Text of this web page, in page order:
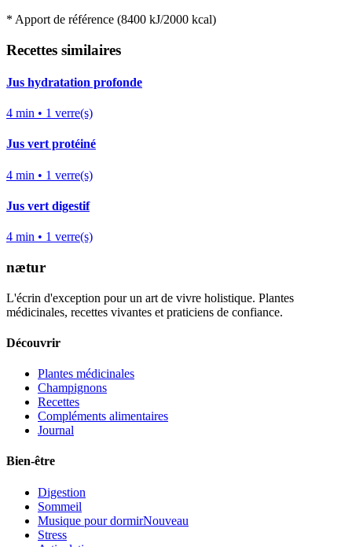
* Apport de référence (8400 kJ/2000 kcal)
Recettes similaires
Jus hydratation profonde
4 min • 1 verre(s)
Jus vert protéiné
4 min • 1 verre(s)
Jus vert digestif
4 min • 1 verre(s)
nætur
L'écrin d'exception pour un art de vivre holistique. Plantes
médicinales, recettes vivantes et praticiens de confiance.
Découvrir
Plantes médicinales
Champignons
Recettes
Compléments alimentaires
Journal
Bien-être
Digestion
Sommeil
Musique pour dormirNouveau
Stress